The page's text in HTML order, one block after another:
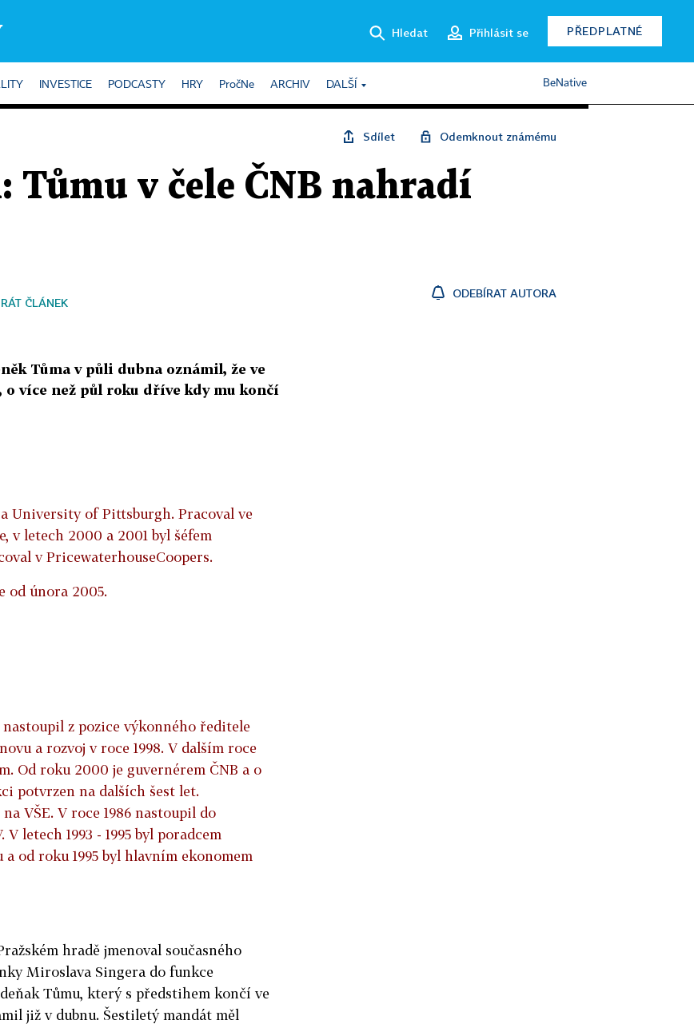
Hledat Přihlásit se PŘEDPLATNÉ
INVESTICE PODCASTY HRY PročNe ARCHIV DALŠÍ BeNative
Sdílet Odemknout známému
Tůmu v čele ČNB nahradí
ČLÁNEK
ODEBÍRAT AUTORA
Tůma v půli dubna oznámil, že ve
více než půl roku dříve kdy mu končí
University of Pittsburgh. Pracoval ve
v letech 2000 a 2001 byl šéfem
v PricewaterhouseCoopers.
od února 2005.
z pozice výkonného ředitele
a rozvoj v roce 1998. V dalším roce
Od roku 2000 je guvernérem ČNB a o
potvrzen na dalších šest let.
VŠE. V roce 1986 nastoupil do
letech 1993 - 1995 byl poradcem
od roku 1995 byl hlavním ekonomem
hradě jmenoval současného
Miroslava Singera do funkce
Tůmu, který s předstihem končí ve
již v dubnu. Šestiletý mandát měl